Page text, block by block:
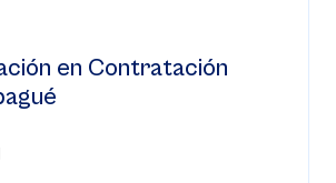
en Contratación